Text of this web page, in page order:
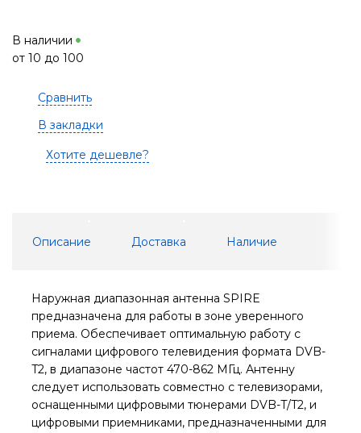
В наличии
от 10 до 100
Сравнить
В закладки
Хотите дешевле?
Описание Доставка Наличие
Наружная диапазонная антенна SPIRE
предназначена для работы в зоне уверенного
приема. Обеспечивает оптимальную работу с
сигналами цифрового телевидения формата DVB-
T2, в диапазоне частот 470-862 МГц. Антенну
следует использовать совместно с телевизорами,
оснащенными цифровыми тюнерами DVB-T/T2, и
цифровыми приемниками, предназначенными для